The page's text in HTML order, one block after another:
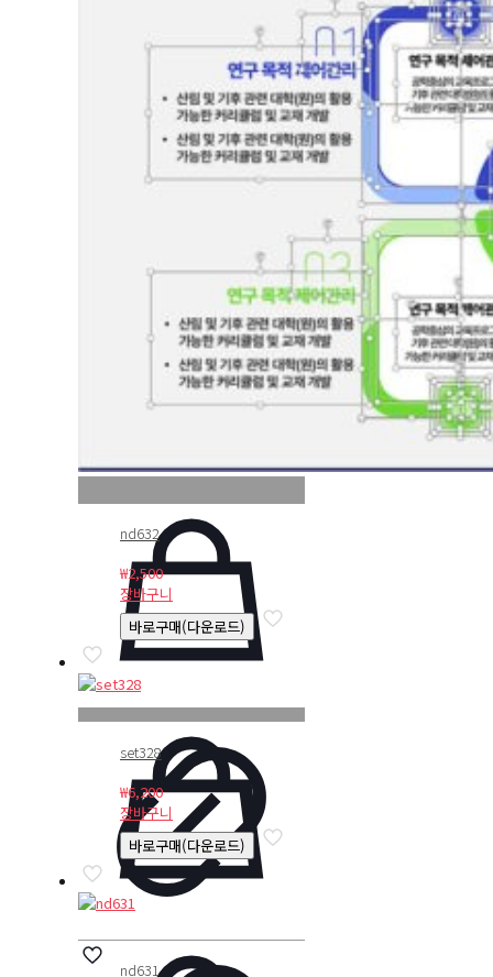
nd632
₩2,500
장바구니
바로구매(다운로드)
set328
₩6,200
장바구니
바로구매(다운로드)
nd631